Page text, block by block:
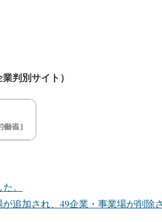
判別サイト）
。
追加され、49企業・事業場が削除